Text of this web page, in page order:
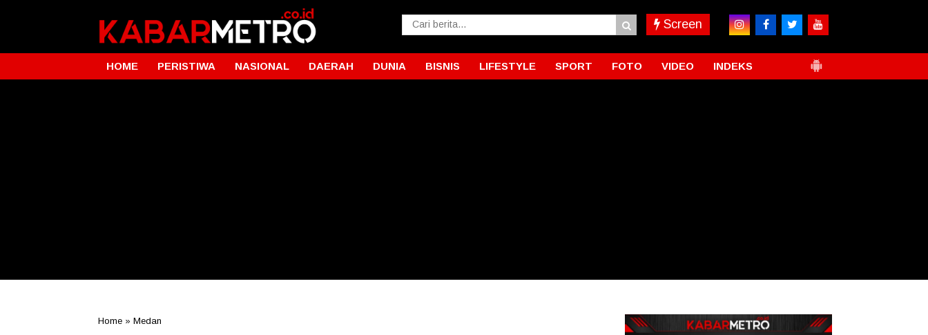
Screen
HOME PERISTIWA NASIONAL DAERAH DUNIA BISNIS LIFESTYLE SPORT FOTO VIDEO INDEKS
Home » Medan